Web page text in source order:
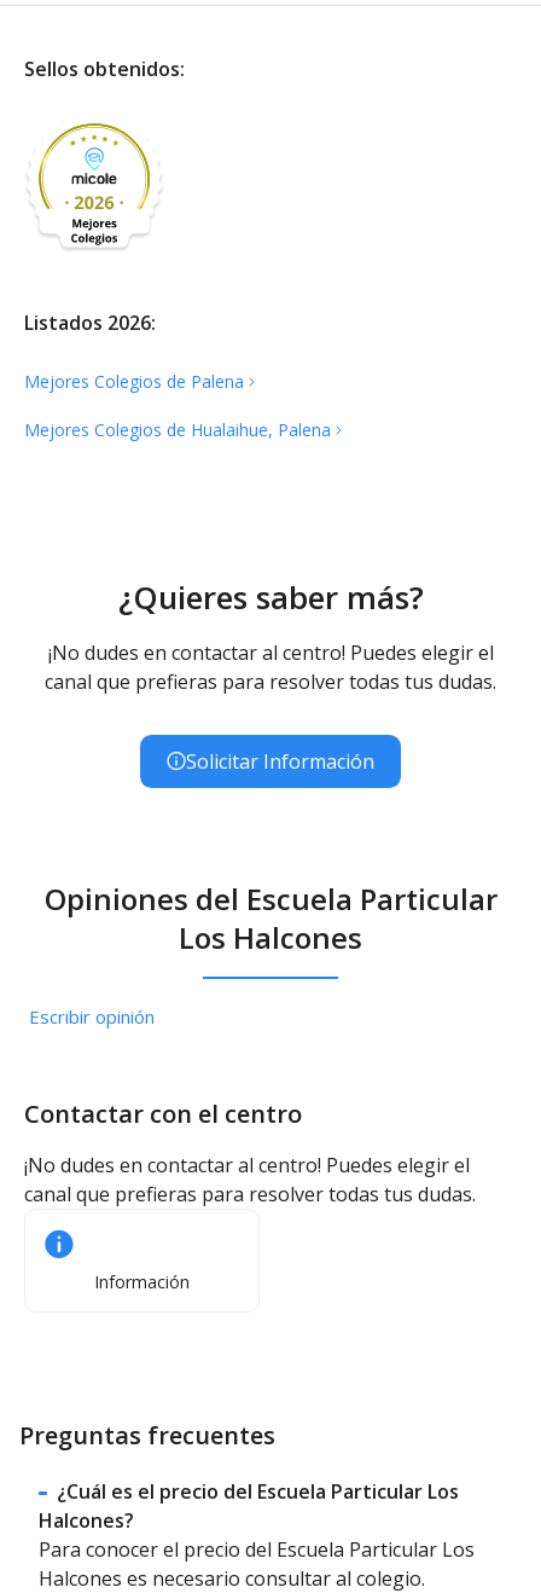
Sellos obtenidos:
Listados 2026:
Mejores Colegios de Palena
Mejores Colegios de Hualaihue, Palena
¿Quieres saber más?
¡No dudes en contactar al centro! Puedes elegir el
canal que prefieras para resolver todas tus dudas.
Solicitar Información
Opiniones del Escuela Particular
Los Halcones
Escribir opinión
Contactar con el centro
¡No dudes en contactar al centro! Puedes elegir el
canal que prefieras para resolver todas tus dudas.
Información
Preguntas frecuentes
¿Cuál es el precio del Escuela Particular Los
Halcones?
Para conocer el precio del Escuela Particular Los
Halcones es necesario consultar al colegio.